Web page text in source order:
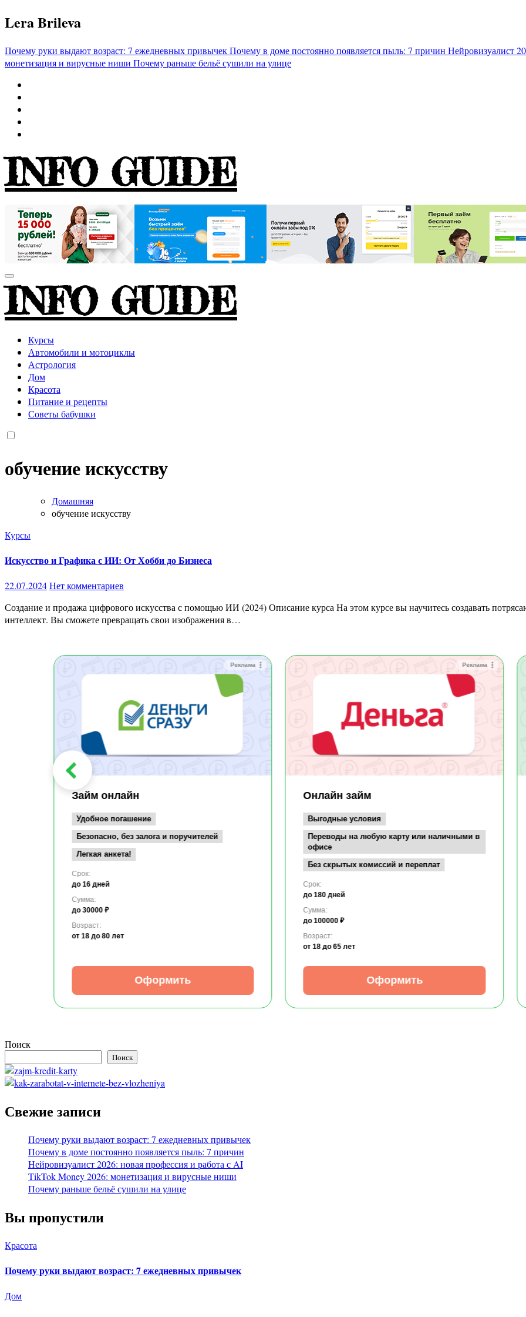
Перейти
к
Lera Brileva
Почему руки выдают возраст: 7 ежедневных привычекПочему в доме постоянно появляется пыль: 7 причин Нейровизуалист
монетизация и вирусные ниши Почему раньше бельё сушили на улице
INFO GUIDE
INFO GUIDE
Курсы
Автомобили и мотоциклы
Астрология
Дом
Красота
Питание и рецепты
Советы бабушки
обучение искусству
Домашняя
обучение искусству
Курсы
Искусство и Графика с ИИ: От Хобби до Бизнеса
22.07.2024Нет комментариев
Создание и продажа цифрового искусства с помощью ИИ (2024) Описание курса На этом курсе вы научитесь создавать потрясающую графику и искусство, используя искусственный
интеллект. Вы сможете превращать свои изображения в…
Реклама
Займ онлайн
Удобное погашение
Безопасно, без залога и поручителей
Легкая анкета!
Срок:
до 16 дней
Сумма:
до 30000 ₽
Возраст:
от 18 до 80 лет
Оформить
Реклама
Онлайн займ
Выгодные условия
Переводы на любую карту или наличными в
офисе
Без скрытых комиссий и переплат
Срок:
до 180 дней
Сумма:
до 100000 ₽
Возраст:
от 18 до 65 лет
Оформить
Поиск
Поиск
Свежие записи
Почему руки выдают возраст: 7 ежедневных привычек
Почему в доме постоянно появляется пыль: 7 причин
Нейровизуалист 2026: новая профессия и работа с AI
TikTok Money 2026: монетизация и вирусные ниши
Почему раньше бельё сушили на улице
Вы пропустили
Красота
Почему руки выдают возраст: 7 ежедневных привычек
Дом